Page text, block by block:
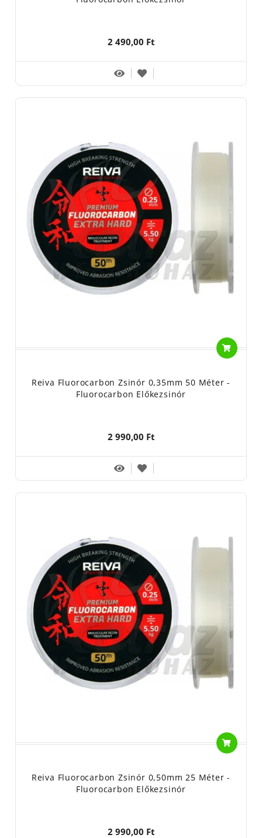
2 490,00 Ft
Reiva Fluorocarbon Zsinór 0,35mm 50 Méter -
Fluorocarbon Előkezsinór
2 990,00 Ft
Reiva Fluorocarbon Zsinór 0,50mm 25 Méter -
Fluorocarbon Előkezsinór
2 990,00 Ft